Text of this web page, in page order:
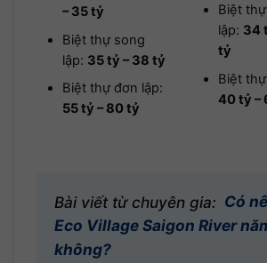
– 35 tỷ
Biệt thự song
lập: 35 tỷ – 38 tỷ
Biệt thự đơn lập:
55 tỷ – 80 tỷ
Biệt
lập: 34
tỷ
Biệt
40 tỷ –
Bài viết từ chuyên gia: Có
Eco Village Saigon River
không?